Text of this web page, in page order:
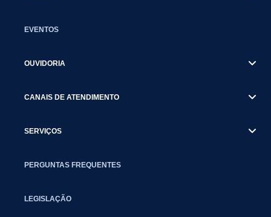
EVENTOS
OUVIDORIA
CANAIS DE ATENDIMENTO
SERVIÇOS
PERGUNTAS FREQUENTES
LEGISLAÇÃO